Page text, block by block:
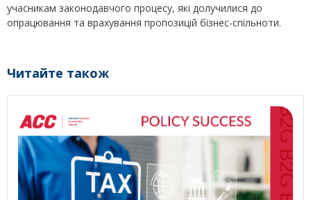
учасникам законодавчого процесу, які долучилися до
опрацювання та врахування пропозицій бізнес-спільноти.
Читайте також